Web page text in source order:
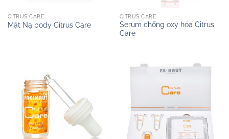
CITRUS CARE
Mặt Nạ body Citrus Care
CITRUS CARE
Serum chống oxy hóa Citrus
Care